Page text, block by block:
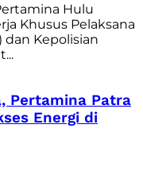
Hulu
Khusus Pelaksana
dan Kepolisian
Pertamina Patra
Energi di